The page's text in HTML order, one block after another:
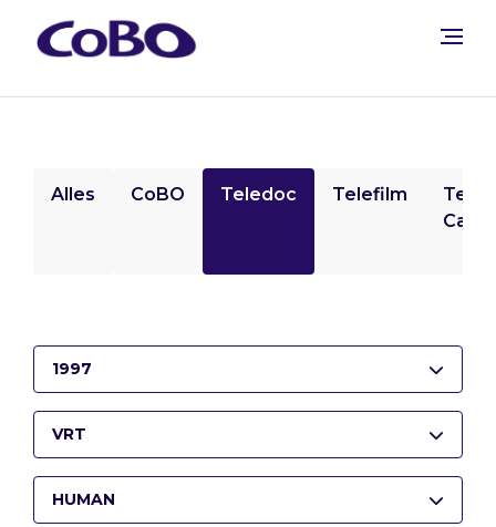
Alles CoBO Teledoc Telefilm
1997
VRT
HUMAN